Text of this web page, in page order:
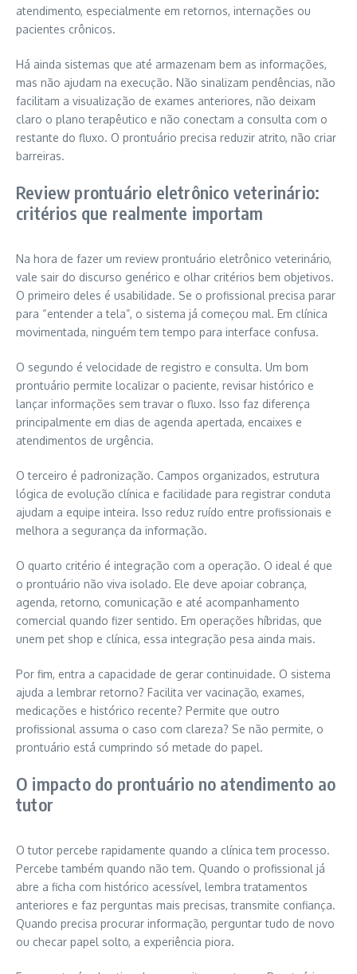
atendimento, especialmente em retornos, internações ou
pacientes crônicos.
Há ainda sistemas que até armazenam bem as informações,
mas não ajudam na execução. Não sinalizam pendências, não
facilitam a visualização de exames anteriores, não deixam
claro o plano terapêutico e não conectam a consulta com o
restante do fluxo. O prontuário precisa reduzir atrito, não criar
barreiras.
Review prontuário eletrônico veterinário:
critérios que realmente importam
Na hora de fazer um review prontuário eletrônico veterinário,
vale sair do discurso genérico e olhar critérios bem objetivos.
O primeiro deles é usabilidade. Se o profissional precisa parar
para “entender a tela”, o sistema já começou mal. Em clínica
movimentada, ninguém tem tempo para interface confusa.
O segundo é velocidade de registro e consulta. Um bom
prontuário permite localizar o paciente, revisar histórico e
lançar informações sem travar o fluxo. Isso faz diferença
principalmente em dias de agenda apertada, encaixes e
atendimentos de urgência.
O terceiro é padronização. Campos organizados, estrutura
lógica de evolução clínica e facilidade para registrar conduta
ajudam a equipe inteira. Isso reduz ruído entre profissionais e
melhora a segurança da informação.
O quarto critério é integração com a operação. O ideal é que
o prontuário não viva isolado. Ele deve apoiar cobrança,
agenda, retorno, comunicação e até acompanhamento
comercial quando fizer sentido. Em operações híbridas, que
unem pet shop e clínica, essa integração pesa ainda mais.
Por fim, entra a capacidade de gerar continuidade. O sistema
ajuda a lembrar retorno? Facilita ver vacinação, exames,
medicações e histórico recente? Permite que outro
profissional assuma o caso com clareza? Se não permite, o
prontuário está cumprindo só metade do papel.
O impacto do prontuário no atendimento ao
tutor
O tutor percebe rapidamente quando a clínica tem processo.
Percebe também quando não tem. Quando o profissional já
abre a ficha com histórico acessível, lembra tratamentos
anteriores e faz perguntas mais precisas, transmite confiança.
Quando precisa procurar informação, perguntar tudo de novo
ou checar papel solto, a experiência piora.